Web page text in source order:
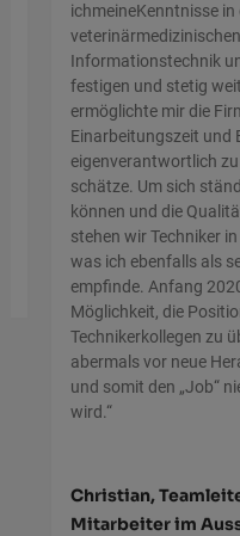
ichmeineKenntnisse in
Informationstechnik
festigen und stetig
ermöglichte mir die
Einarbeitungszeit und
eigenverantwortlich
schätze. Um sich
können und die
stehen wir Techniker
was ich ebenfalls als
empfinde. Anfang
Möglichkeit, die
Technikerkollegen zu
abermals vor neue
und somit den „Job“
wird.“
Christian,
Mitarbeiter im